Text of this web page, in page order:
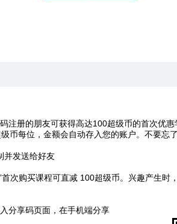
注册的朋友可获得高达100超级币的首次优
币每位，金额会自动存入您的账户。不要忘
并发送给好友
首次购买课程可直减 100超级币。兴趣产生时
分享码页面，在手机端分享